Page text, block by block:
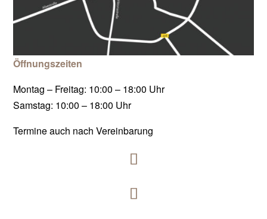
Öffnungszeiten
Montag – Freitag: 10:00 – 18:00 Uhr
Samstag: 10:00 – 18:00 Uhr
Termine auch nach Vereinbarung